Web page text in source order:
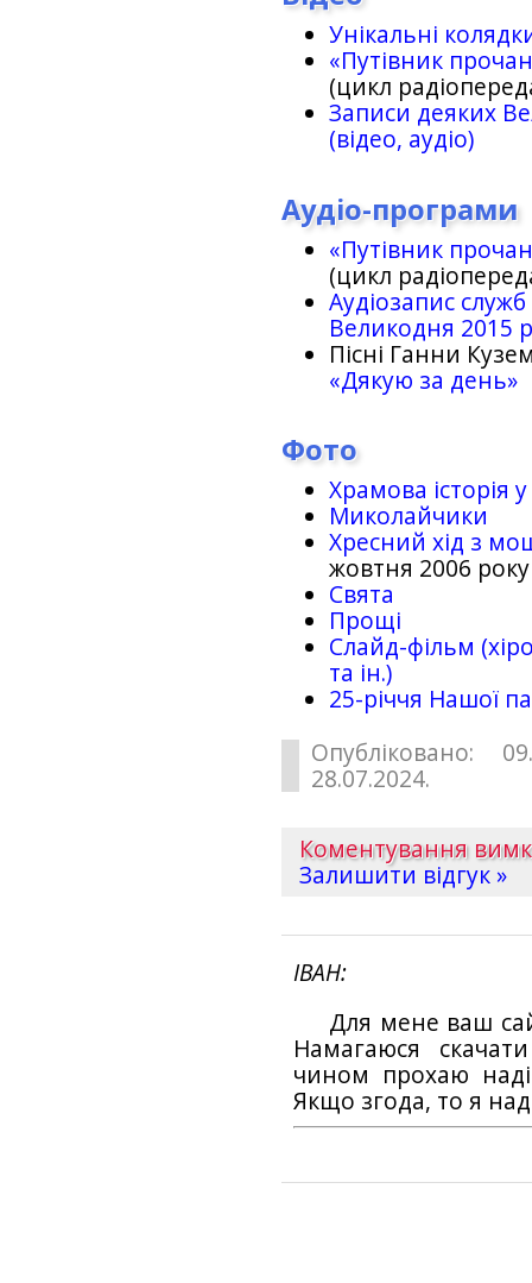
Унікальні
«Путівник
(цикл
Записи деяких
(відео, аудіо)
Аудіо-програми
«Путівник
(цикл
Аудіозапис
Великодня 2015
Пісні Ганни
«Дякую за день»
Фото
Храмова історія
Миколайчики
Хресний хід з
жовтня 2006 року
Свята
Прощі
Слайд-фільм
та ін.)
25-рiччя Нашої
Опубліковано:
28.07.2024.
Коментування
Залишити відгук »
ІВАН
Для мене ваш
Намагаюся
чином прохаю
Якщо згода, то я